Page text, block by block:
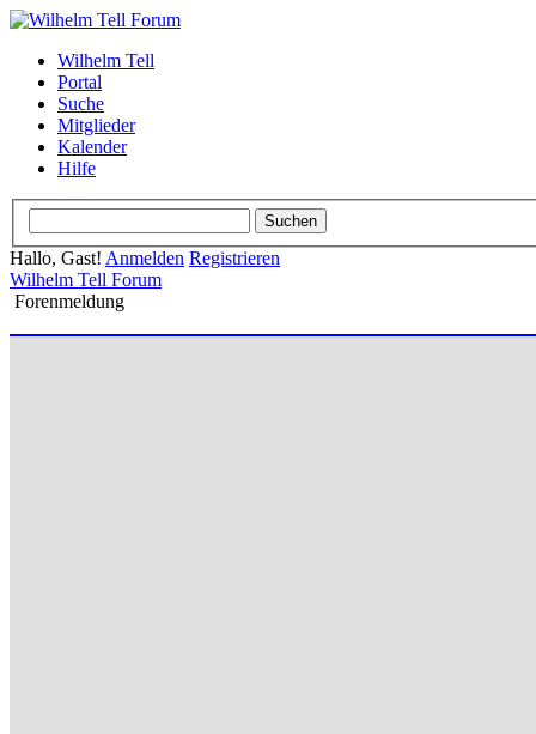
Wilhelm Tell
Portal
Suche
Mitglieder
Kalender
Hilfe
Hallo, Gast! Anmelden Registrieren
Wilhelm Tell Forum
Forenmeldung